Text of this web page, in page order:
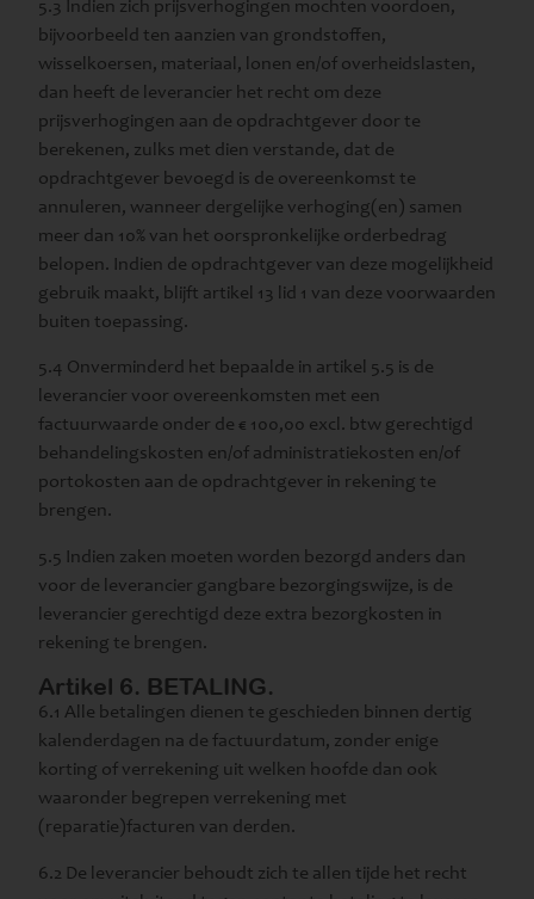
5.3 Indien zich prijsverhogingen mochten voordoen,
bijvoorbeeld ten aanzien van grondstoffen,
wisselkoersen, materiaal, lonen en/of overheidslasten,
dan heeft de leverancier het recht om deze
prijsverhogingen aan de opdrachtgever door te
berekenen, zulks met dien verstande, dat de
opdrachtgever bevoegd is de overeenkomst te
annuleren, wanneer dergelijke verhoging(en) samen
meer dan 10% van het oorspronkelijke orderbedrag
belopen. Indien de opdrachtgever van deze mogelijkheid
gebruik maakt, blijft artikel 13 lid 1 van deze voorwaarden
buiten toepassing.
5.4 Onverminderd het bepaalde in artikel 5.5 is de
leverancier voor overeenkomsten met een
factuurwaarde onder de € 100,00 excl. btw gerechtigd
behandelingskosten en/of administratiekosten en/of
portokosten aan de opdrachtgever in rekening te
brengen.
5.5 Indien zaken moeten worden bezorgd anders dan
voor de leverancier gangbare bezorgingswijze, is de
leverancier gerechtigd deze extra bezorgkosten in
rekening te brengen.
Artikel 6. BETALING.
6.1 Alle betalingen dienen te geschieden binnen dertig
kalenderdagen na de factuurdatum, zonder enige
korting of verrekening uit welken hoofde dan ook
waaronder begrepen verrekening met
(reparatie)facturen van derden.
6.2 De leverancier behoudt zich te allen tijde het recht